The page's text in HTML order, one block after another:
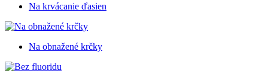
Na krvácanie ďasien
Na obnažené krčky